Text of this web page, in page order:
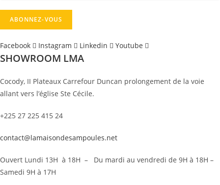
Facebook Instagram Linkedin Youtube
SHOWROOM LMA
Cocody, II Plateaux Carrefour Duncan prolongement de la voie
allant vers l’église Ste Cécile.
+225 27 225 415 24
contact@lamaisondesampoules.net
Ouvert Lundi 13H à 18H – Du mardi au vendredi de 9H à 18H –
Samedi 9H à 17H